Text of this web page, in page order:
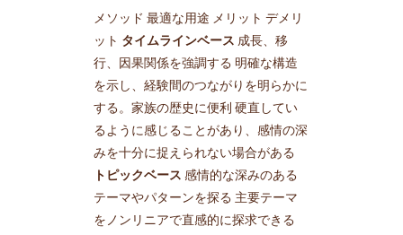
メソッド 最適な用途 メリット デメリ
ット タイムラインベース 成長、移
行、因果関係を強調する 明確な構造
を示し、経験間のつながりを明らかに
する。家族の歴史に便利 硬直してい
るように感じることがあり、感情の深
みを十分に捉えられない場合がある
トピックベース 感情的な深みのある
テーマやパターンを探る 主要テーマ
をノンリニアで直感的に探求できる